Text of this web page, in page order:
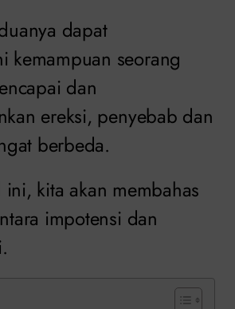
dapat
kemampuan seorang
dan
ereksi, penyebab dan
berbeda.
ini, kita akan membahas
impotensi dan